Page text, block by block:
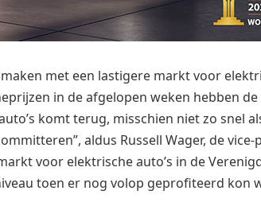
met een lastigere markt voor
in de afgelopen weken hebben
komt terug, misschien niet zo snel
aldus Russell Wager, de
voor elektrische auto’s in de
toen er nog volop geprofiteerd kon